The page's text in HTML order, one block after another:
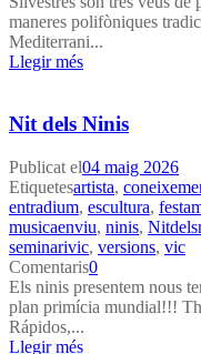
maneres polifòniques
Mediterrani...
Llegir més
Nit dels Ninis
Publicat el04 maig 2026
Etiquetesartista,
entradium, escultura,
musicaenviu, ninis,
seminarivic, versions, vic
Comentaris0
Els ninis presentem nous
plan primícia mundial!!!
Rápidos,...
Llegir més